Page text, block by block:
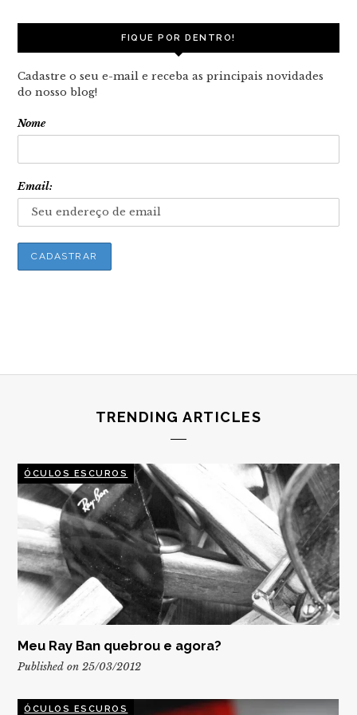
FIQUE POR DENTRO!
Cadastre o seu e-mail e receba as principais novidades
do nosso blog!
Nome
Email:
TRENDING ARTICLES
ÓCULOS ESCUROS
Meu Ray Ban quebrou e agora?
Published on 25/03/2012
ÓCULOS ESCUROS